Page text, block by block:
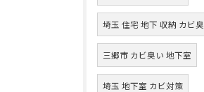
埼玉 住宅 地下 収納 カビ臭
三郷市 カビ臭い 地下室
埼玉 地下室 カビ対策